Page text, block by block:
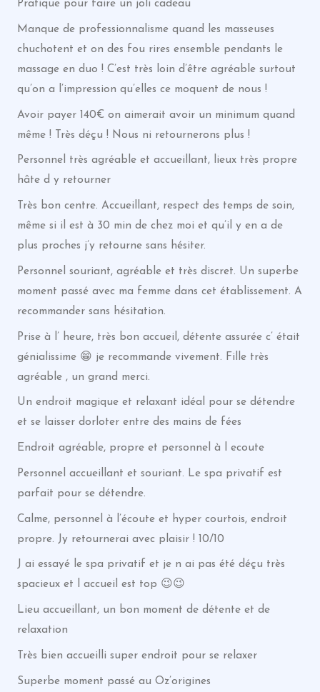
Pratique pour faire un joli cadeau
Manque de professionnalisme quand les masseuses
chuchotent et on des fou rires ensemble pendants le
massage en duo ! C’est très loin d’être agréable surtout
qu’on a l’impression qu’elles ce moquent de nous !
Avoir payer 140€ on aimerait avoir un minimum quand
même ! Très déçu ! Nous ni retournerons plus !
Personnel très agréable et accueillant, lieux très propre
hâte d y retourner
Très bon centre. Accueillant, respect des temps de soin,
même si il est à 30 min de chez moi et qu’il y en a de
plus proches j’y retourne sans hésiter.
Personnel souriant, agréable et très discret. Un superbe
moment passé avec ma femme dans cet établissement. A
recommander sans hésitation.
Prise à l’ heure, très bon accueil, détente assurée c’ était
génialissime 😁 je recommande vivement. Fille très
agréable , un grand merci.
Un endroit magique et relaxant idéal pour se détendre
et se laisser dorloter entre des mains de fées
Endroit agréable, propre et personnel à l ecoute
Personnel accueillant et souriant. Le spa privatif est
parfait pour se détendre.
Calme, personnel à l’écoute et hyper courtois, endroit
propre. Jy retournerai avec plaisir ! 10/10
J ai essayé le spa privatif et je n ai pas été déçu très
spacieux et l accueil est top 😉😉
Lieu accueillant, un bon moment de détente et de
relaxation
Très bien accueilli super endroit pour se relaxer
Superbe moment passé au Oz’origines